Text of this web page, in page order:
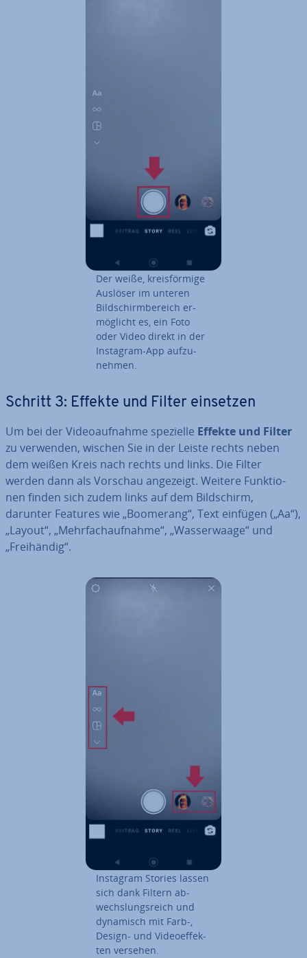
Der weiße, kreis­för­mi­ge
Auslöser im unteren
Bild­schirm­be­reich er­
mög­licht es, ein Foto
oder Video direkt in der
Instagram-App auf­zu­
neh­men.
Schritt 3: Effekte und Filter einsetzen
Um bei der Vi­deo­auf­nah­me spezielle Effekte und Filter
zu verwenden, wischen Sie in der Leiste rechts neben
dem weißen Kreis nach rechts und links. Die Filter
werden dann als Vorschau angezeigt. Weitere Funk­tio­
nen finden sich zudem links auf dem Bild­schirm,
darunter Features wie „Boomerang“, Text einfügen („Aa“),
„Layout“, „Mehr­fach­auf­nah­me“, „Was­ser­waa­ge“ und
„Frei­hän­dig“.
Instagram Stories lassen
sich dank Filtern ab­
wechs­lungs­reich und
dynamisch mit Farb-,
Design- und Vi­deo­ef­fek­
ten versehen.